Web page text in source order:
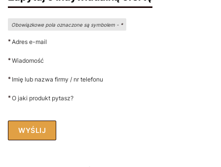
Obowiązkowe pola oznaczone są symbolem - *
*Adres e-mail
*Wiadomość
* Imię lub nazwa firmy / nr telefonu
*O jaki produkt pytasz?
WYŚLIJ